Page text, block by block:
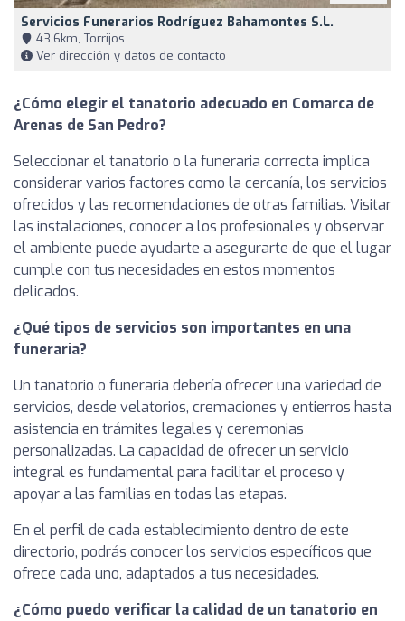
Servicios Funerarios Rodríguez Bahamontes S.L.
43,6km, Torrijos
Ver dirección y datos de contacto
¿Cómo elegir el tanatorio adecuado en Comarca de
Arenas de San Pedro?
Seleccionar el tanatorio o la funeraria correcta implica
considerar varios factores como la cercanía, los servicios
ofrecidos y las recomendaciones de otras familias. Visitar
las instalaciones, conocer a los profesionales y observar
el ambiente puede ayudarte a asegurarte de que el lugar
cumple con tus necesidades en estos momentos
delicados.
¿Qué tipos de servicios son importantes en una
funeraria?
Un tanatorio o funeraria debería ofrecer una variedad de
servicios, desde velatorios, cremaciones y entierros hasta
asistencia en trámites legales y ceremonias
personalizadas. La capacidad de ofrecer un servicio
integral es fundamental para facilitar el proceso y
apoyar a las familias en todas las etapas.
En el perfil de cada establecimiento dentro de este
directorio, podrás conocer los servicios específicos que
ofrece cada uno, adaptados a tus necesidades.
¿Cómo puedo verificar la calidad de un tanatorio en